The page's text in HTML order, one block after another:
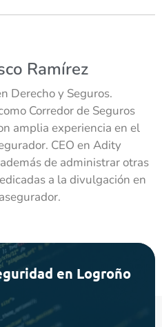
Ramírez
Derecho y Seguros.
Corredor de Seguros
amplia experiencia en el
CEO en Adity
de administrar otras
a la divulgación en
en Logroño